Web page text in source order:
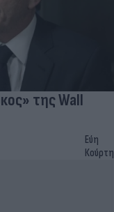
της Wall
Εύη
Κούρτη